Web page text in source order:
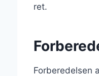
ret.
Forberedelsen